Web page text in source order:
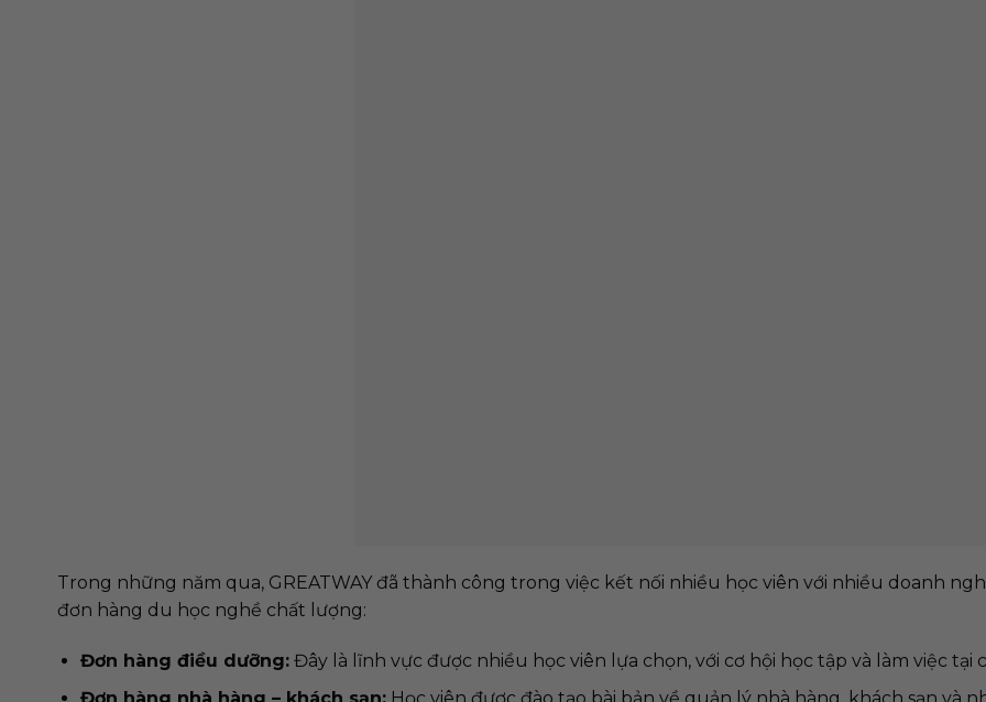
Trong những năm qua, GREATWAY đã thành công trong việc kết nối nhiều học viên với nhiều doanh
đơn hàng du học nghề chất lượng:
Đơn hàng điều dưỡng:Đây là lĩnh vực được nhiều học viên lựa chọn, với cơ hội học tập và làm việc